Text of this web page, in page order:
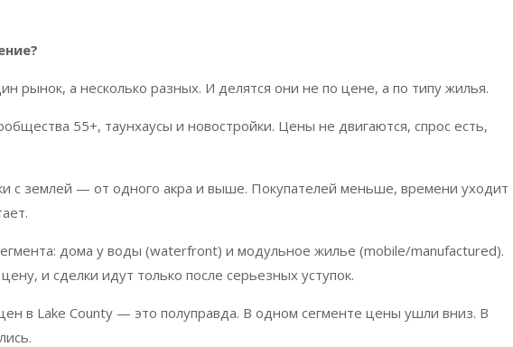
?
рынок, а несколько разных. И делятся они не по цене, а по типу жилья.
55+, таунхаусы и новостройки. Цены не двигаются, спрос есть,
с землей — от одного акра и выше. Покупателей меньше, времени уходит
дома у воды (waterfront) и модульное жилье (mobile/manufactured).
и сделки идут только после серьезных уступок.
в Lake County — это полуправда. В одном сегменте цены ушли вниз. В